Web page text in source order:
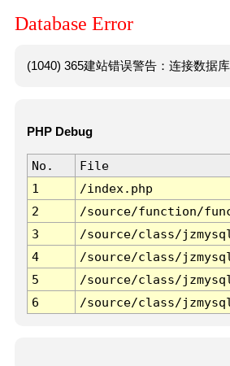
Database Error
(1040) 365建站错误警告：连接数据
PHP Debug
No. File
1
/index.php
2
/source/function/
3
/source/class/
4
/source/class/
5
/source/class/
6
/source/class/